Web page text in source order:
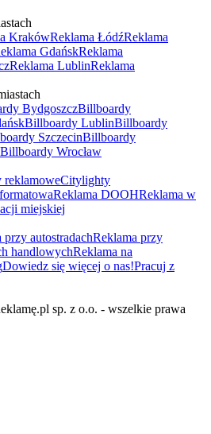
KrakówReklama ŁódźReklama
GdańskReklama
Reklama LublinReklama
BydgoszczBillboardy
Billboardy LublinBillboardy
SzczecinBillboardy
Billboardy Wrocław
reklamoweCitylighty
Reklama DOOHReklama w
miejskiej
przy autostradachReklama przy
handlowychReklama na
Dowiedz się więcej o nas!Pracuj z
sp. z o.o. - wszelkie prawa